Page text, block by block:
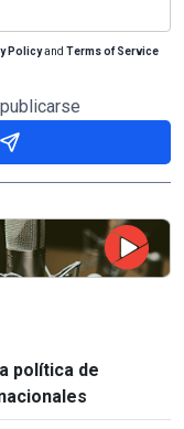
Policyand Terms of Service
política de